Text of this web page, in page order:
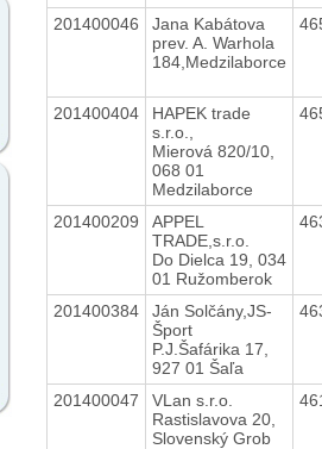
201400046
Jana Kabátova
prev. A. Warhola
184,Medzilaborce
201400404
HAPEK trade
s.r.o.,
Mierová 820/10,
068 01
Medzilaborce
201400209
APPEL
TRADE,s.r.o.
Do Dielca 19, 034
01 Ružomberok
201400384
Ján Solčány,JS-
Šport
P.J.Šafárika 17,
927 01 Šaľa
201400047
VLan s.r.o.
Rastislavova 20,
Slovenský Grob